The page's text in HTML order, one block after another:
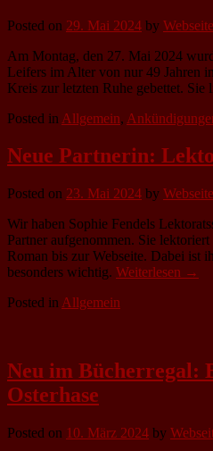
Posted on 29. Mai 2024 by
Am Montag, den 27. Mai 2024
Leifers im Alter von nur 49 Jahren
Kreis zur letzten Ruhe gebettet. Sie
Posted in Allgemein,
Neue Partnerin:
Posted on 23. Mai 2024 by
Wir haben Sophie Fendels
Partner aufgenommen. Sie
Roman bis zur Webseite. Dabei ist
besonders wichtig. Weiterlesen →
Posted in Allgemein
Neu im Bücherregal:
Osterhase
Posted on 10. März 2024 by